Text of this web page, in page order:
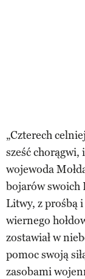
„Czterech
sześć chorągwi,
wojewoda
bojarów swoich
Litwy, z prośbą i
wiernego
zostawiał w
pomoc swoją
zasobami